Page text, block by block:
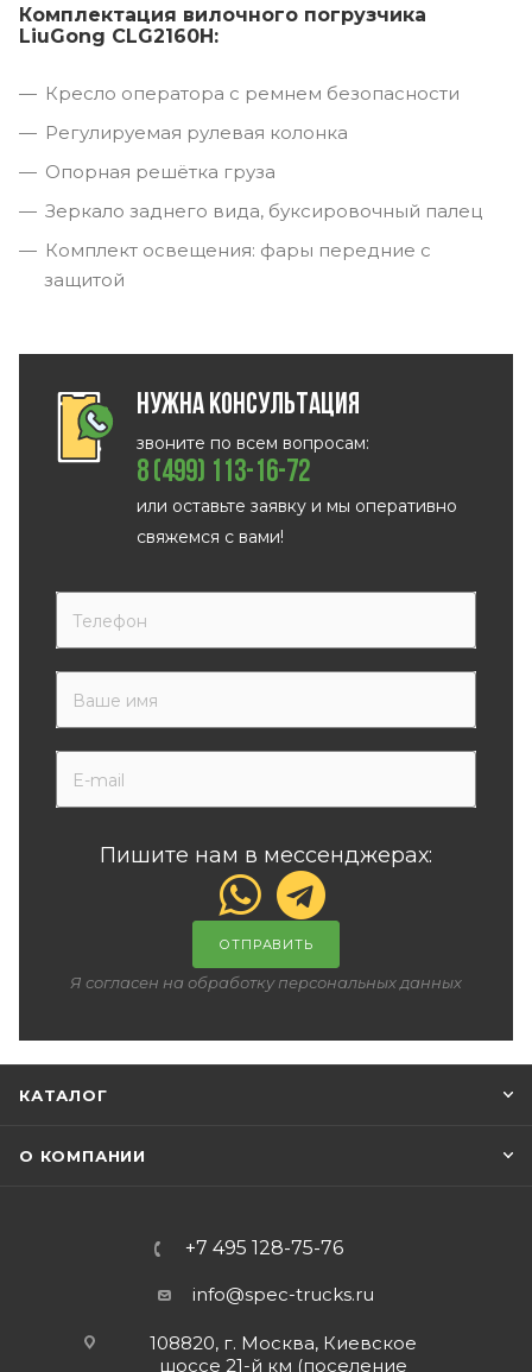
Комплектация вилочного погрузчика
LiuGong CLG2160H:
Кресло оператора с ремнем безопасности
Регулируемая рулевая колонка
Опорная решётка груза
Зеркало заднего вида, буксировочный палец
Комплект освещения: фары передние с
защитой
Нужна консультация
звоните по всем вопросам:
8 (499) 113-16-72
или оставьте заявку и мы оперативно
свяжемся с вами!
Пишите нам в мессенджерах:
ОТПРАВИТЬ
Я согласен на обработку персональных данных
КАТАЛОГ
О КОМПАНИИ
+7 495 128-75-76
info@spec-trucks.ru
108820, г. Москва, Киевское
шоссе 21-й км (поселение